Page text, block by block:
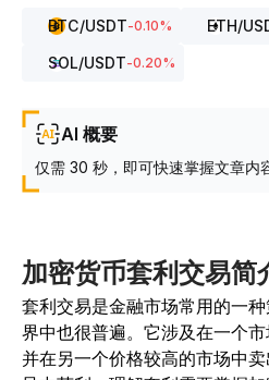
BTC/USDT-0.10% ETH/
SOL/USDT-0.20%
AI 概要
仅需 30 秒，即可快速掌握文章内
加密货币套利交易简
套利交易是金融市场常用的一
界中也很普遍。它涉及在一个
并在另一个价格较高的市场中